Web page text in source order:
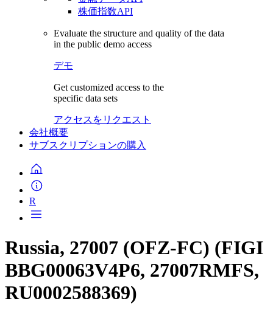
株価指数API
Evaluate the structure and quality of the data
in the public demo access
デモ
Get customized access to the
specific data sets
アクセスをリクエスト
会社概要
サブスクリプションの購入
R
Russia, 27007 (OFZ-FC) (FIGI
BBG00063V4P6, 27007RMFS,
RU0002588369)